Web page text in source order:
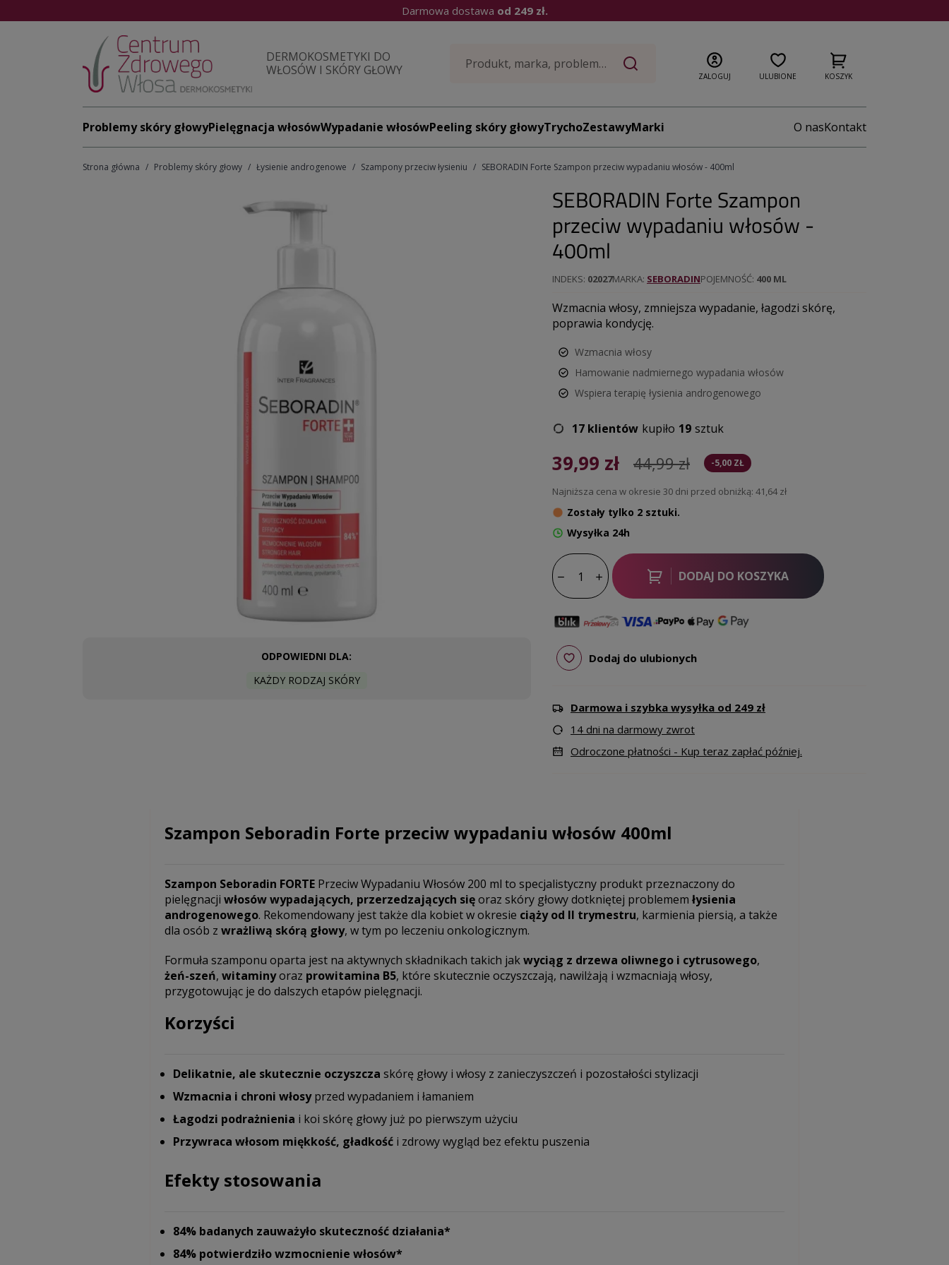
Darmowa dostawa od 249 zł.
DERMOKOSMETYKI DO
WŁOSÓW I SKÓRY GŁOWY
ZALOGUJ ULUBIONE KOSZYK
Problemy skóry głowyPielęgnacja włosówWypadanie włosówPeeling skóry głowyTrychoZestawyMarki O nasKontakt
Strona główna Problemy skóry głowy Łysienie androgenowe Szampony przeciw łysieniu SEBORADIN Forte Szampon przeciw wypadaniu włosów - 400ml
ODPOWIEDNI DLA:
KAŻDY RODZAJ SKÓRY
SEBORADIN Forte Szampon
przeciw wypadaniu włosów -
400ml
INDEKS 02027MARKA SEBORADINPOJEMNOŚĆ 400 ML
Wzmacnia włosy, zmniejsza wypadanie, łagodzi skórę,
poprawia kondycję.
Wzmacnia włosy
Hamowanie nadmiernego wypadania włosów
Wspiera terapię łysienia androgenowego
17 klientów kupiło 19 sztuk
39,99 zł 44,99 zł -5,00 ZŁ
Najniższa cena w okresie 30 dni przed obniżką: 41,64 zł
Zostały tylko 2 sztuki.
Wysyłka 24h
DODAJ DO KOSZYKA
Dodaj do ulubionych
Darmowa i szybka wysyłka od 249 zł
14 dni na darmowy zwrot
Odroczone płatności - Kup teraz zapłać później.
Szampon Seboradin Forte przeciw wypadaniu włosów 400ml
Szampon Seboradin FORTEPrzeciw Wypadaniu Włosów 200 ml to specjalistyczny produkt przeznaczony do
pielęgnacji włosów wypadających, przerzedzających sięoraz skóry głowy dotkniętej problemem łysienia
androgenowego. Rekomendowany jest także dla kobiet w okresie ciąży od II trymestru, karmienia piersią, a także
dla osób z wrażliwą skórą głowy, w tym po leczeniu onkologicznym.
Formuła szamponu oparta jest na aktywnych składnikach takich jakwyciąg z drzewa oliwnego i cytrusowego,
żeń-szeń, witaminyoraz prowitamina B5, które skutecznie oczyszczają, nawilżają i wzmacniają włosy,
przygotowując je do dalszych etapów pielęgnacji.
Korzyści
Delikatnie, ale skutecznie oczyszcza skórę głowy i włosy z zanieczyszczeń i pozostałości stylizacji
Wzmacnia i chroni włosyprzed wypadaniem i łamaniem
Łagodzi podrażnienia i koi skórę głowy już po pierwszym użyciu
Przywraca włosom miękkość, gładkośći zdrowy wygląd bez efektu puszenia
Efekty stosowania
84% badanych zauważyło skuteczność działania*
84% potwierdziło wzmocnienie włosów*